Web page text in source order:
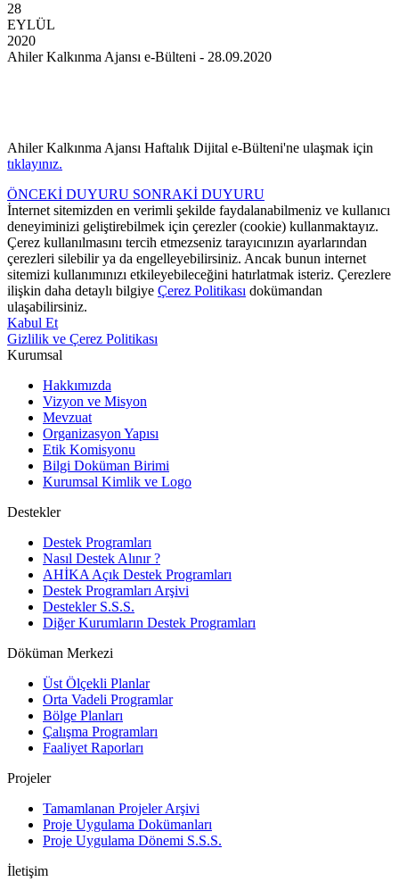
28
EYLÜL
2020
Ahiler Kalkınma Ajansı e-Bülteni - 28.09.2020
Ahiler Kalkınma Ajansı Haftalık Dijital e-Bülteni'ne ulaşmak için
tıklayınız.
ÖNCEKİ DUYURU SONRAKİ DUYURU
İnternet sitemizden en verimli şekilde faydalanabilmeniz ve kullanıcı
deneyiminizi geliştirebilmek için çerezler (cookie) kullanmaktayız.
Çerez kullanılmasını tercih etmezseniz tarayıcınızın ayarlarından
çerezleri silebilir ya da engelleyebilirsiniz. Ancak bunun internet
sitemizi kullanımınızı etkileyebileceğini hatırlatmak isteriz. Çerezlere
ilişkin daha detaylı bilgiye Çerez Politikası dokümandan
ulaşabilirsiniz.
Kabul Et
Gizlilik ve Çerez Politikası
Kurumsal
Hakkımızda
Vizyon ve Misyon
Mevzuat
Organizasyon Yapısı
Etik Komisyonu
Bilgi Doküman Birimi
Kurumsal Kimlik ve Logo
Destekler
Destek Programları
Nasıl Destek Alınır ?
AHİKA Açık Destek Programları
Destek Programları Arşivi
Destekler S.S.S.
Diğer Kurumların Destek Programları
Döküman Merkezi
Üst Ölçekli Planlar
Orta Vadeli Programlar
Bölge Planları
Çalışma Programları
Faaliyet Raporları
Projeler
Tamamlanan Projeler Arşivi
Proje Uygulama Dokümanları
Proje Uygulama Dönemi S.S.S.
İletişim